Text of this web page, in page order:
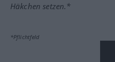
Häkchen setzen.*
*Pflichtfeld